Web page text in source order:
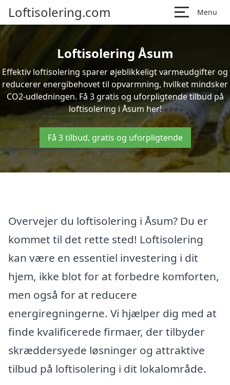
Loftisolering.com Menu
Loftisolering Åsum
Effektiv loftisolering sparer øjeblikkeligt varmeudgifter og
reducerer energibehovet til opvarmning, hvilket mindsker
CO2-udledningen. Få 3 gratis og uforpligtende tilbud på
loftisolering i Åsum her!
Få 3 tilbud, gratis og uforpligtende
Overvejer du loftisolering i Åsum? Du er
kommet til det rette sted! Loftisolering
kan være en essentiel investering i dit
hjem, ikke blot for at forbedre komforten,
men også for at reducere
energiregningerne. Vi hjælper dig med at
finde kvalificerede firmaer, der tilbyder
skræddersyede løsninger og attraktive
tilbud på loftisolering i dit lokalområde.